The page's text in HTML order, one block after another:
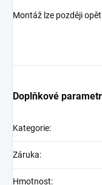
Montáž lze později
Doplňkové
Kategorie:
Záruka:
Hmotnost: